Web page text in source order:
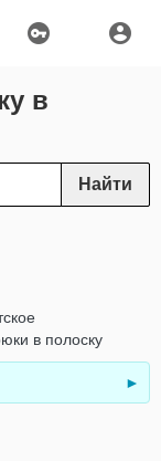
в
Найти
в полоску
►